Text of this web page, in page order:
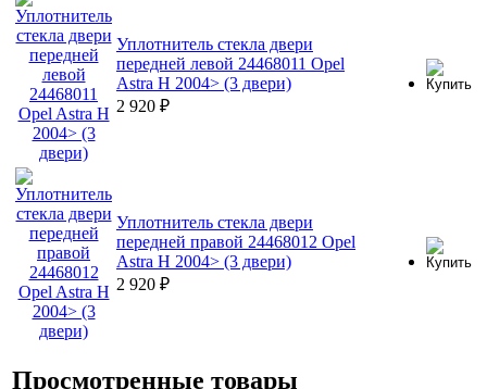
Уплотнитель стекла двери
передней левой 24468011 Opel
Astra H 2004> (3 двери)
2 920 ₽
Уплотнитель стекла двери
передней правой 24468012 Opel
Astra H 2004> (3 двери)
2 920 ₽
Просмотренные товары